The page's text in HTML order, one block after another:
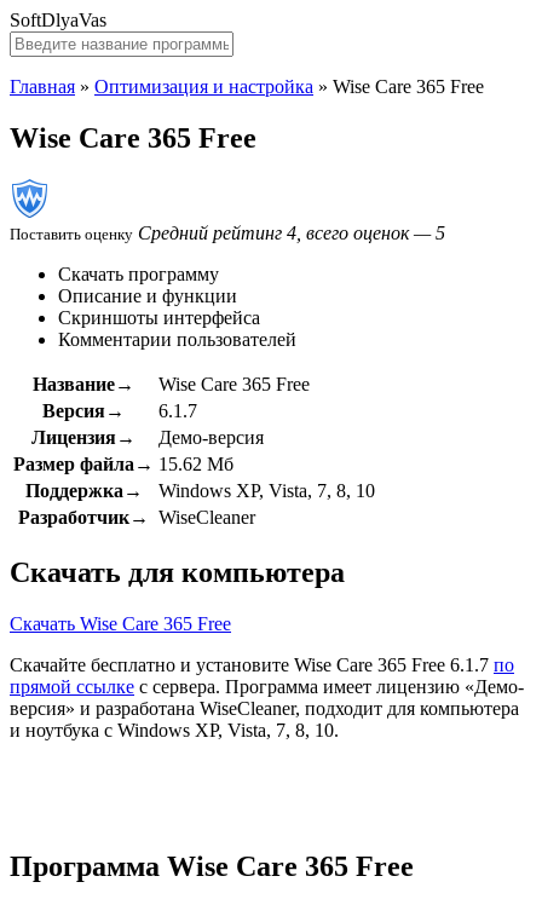
SoftDlyaVas
Главная » Оптимизация и настройка » Wise Care 365 Free
Wise Care 365 Free
Поставить оценку Средний рейтинг 4, всего оценок — 5
Скачать программу
Описание и функции
Скриншоты интерфейса
Комментарии пользователей
Название→
Wise Care 365 Free
Версия→
6.1.7
Лицензия→
Демо-версия
Размер файла→ 15.62 Мб
Поддержка→
Windows XP, Vista, 7, 8, 10
Разработчик→
WiseCleaner
Скачать для компьютера
Скачать Wise Care 365 Free
Скачайте бесплатно и установите Wise Care 365 Free 6.1.7 по
прямой ссылке с сервера. Программа имеет лицензию «Демо-
версия» и разработана WiseCleaner, подходит для компьютера
и ноутбука с Windows XP, Vista, 7, 8, 10.
Программа Wise Care 365 Free